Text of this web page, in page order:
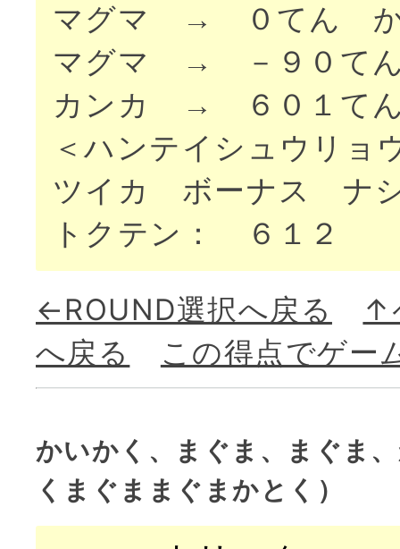
マグマ → ０てん か
マグマ → －９０て
カンカ → ６０１て
＜ハンテイシュウリョ
ツイカ ボーナス ナ
トクテン： ６１２
←ROUND選択へ戻る
↑
へ戻る
この得点でゲー
かいかく、まぐま、まぐま
くまぐままぐまかとく）